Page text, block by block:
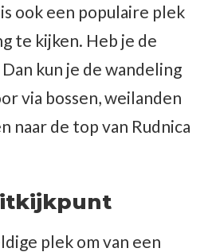
ook een populaire plek
te kijken. Heb je de
kun je de wandeling
via bossen, weilanden
naar de top van Rudnica
plek om van een